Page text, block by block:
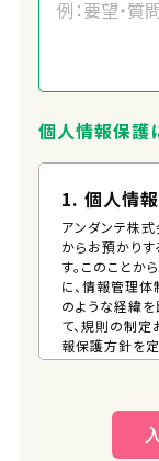
個人情報保護
1. 個人情
アンダンテ株式
からお預かり
す。このことか
に、情報管理
のような経緯
て、規則の制
報保護方針を
に、一般の方が